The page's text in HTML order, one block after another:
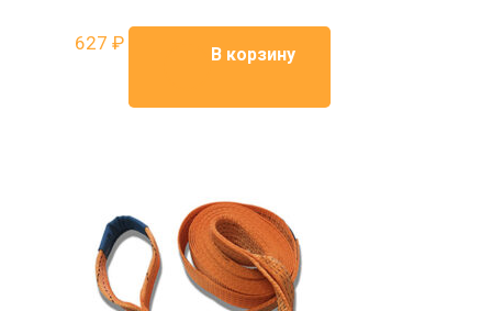
627 ₽
В корзину